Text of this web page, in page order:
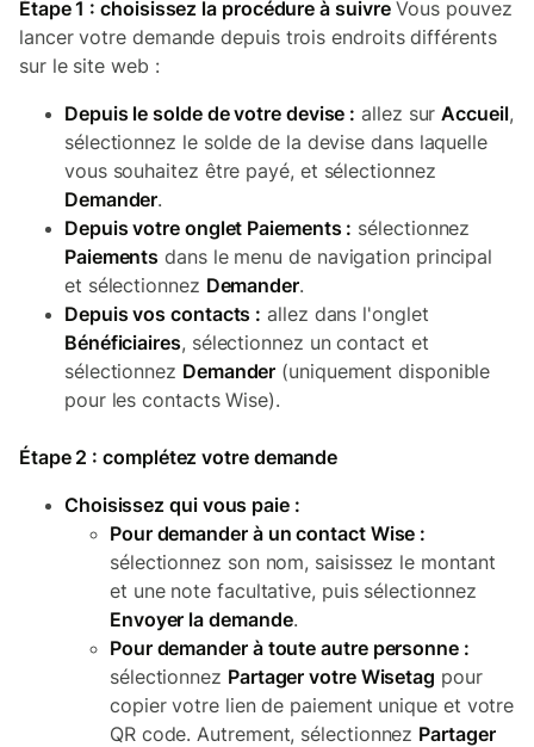
Étape 1 : choisissez la procédure à suivreVous pouvez
lancer votre demande depuis trois endroits différents
sur le site web :
Depuis le solde de votre devise : allez surAccueil,
sélectionnez le solde de la devise dans laquelle
vous souhaitez être payé, et sélectionnez
Demander.
Depuis votre onglet Paiements : sélectionnez
Paiements dans le menu de navigation principal
et sélectionnez Demander.
Depuis vos contacts : allez dans l'onglet
Bénéficiaires, sélectionnez un contact et
sélectionnez Demander (uniquement disponible
pour les contacts Wise).
Étape 2 : complétez votre demande
Choisissez qui vous paie :
Pour demander à un contact Wise :
sélectionnez son nom, saisissez le montant
et une note facultative, puis sélectionnez
Envoyer la demande.
Pour demander à toute autre personne :
sélectionnez Partager votre Wisetag pour
copier votre lien de paiement unique et votre
QR code. Autrement, sélectionnez Partager